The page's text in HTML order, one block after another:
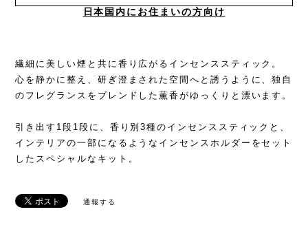
日本国内にお住まいの方向け
繊細に美しい煙と共に香り広がるインセンススティック。
心を静かに整え、研ぎ澄まされた空間へと誘うように、独自
のフレグランスをブレンドした薫香がゆっくりと漂います。
引き出す1段1段に、香り別3種のインセンススティックと、
インテリアの一部になるようなインセンスホルダーをセット
したスペシャルなキット。
通報する